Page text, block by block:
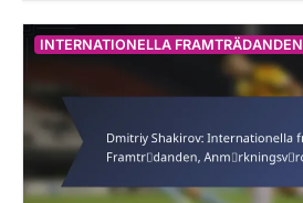
INTERNATIONELLA FRAMTRÄDANDEN